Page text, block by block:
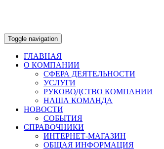
Toggle navigation
ГЛАВНАЯ
О КОМПАНИИ
СФЕРА ДЕЯТЕЛЬНОСТИ
УСЛУГИ
РУКОВОДСТВО КОМПАНИИ
НАША КОМАНДА
НОВОСТИ
СОБЫТИЯ
СПРАВОЧНИКИ
ИНТЕРНЕТ-МАГАЗИН
ОБЩАЯ ИНФОРМАЦИЯ